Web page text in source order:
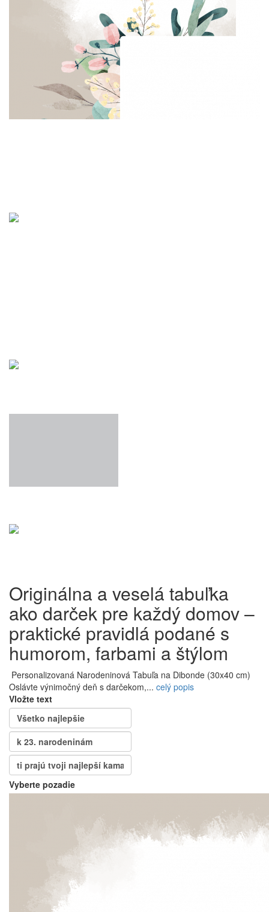
Originálna a veselá tabuľka
ako darček pre každý domov –
praktické pravidlá podané s
humorom, farbami a štýlom
Personalizovaná Narodeninová Tabuľa na Dibonde (30x40 cm)
Oslávte výnimočný deň s darčekom,... celý popis
Vložte text
Vyberte pozadie